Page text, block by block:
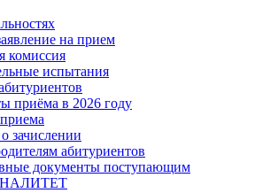
на прием
комиссия
испытания
приёма в 2026 году
зачислении
абитуриентов
документы поступающим